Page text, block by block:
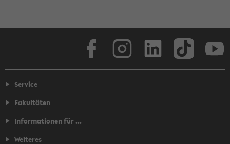
Service
Fakultäten
Informationen für ...
Weiteres